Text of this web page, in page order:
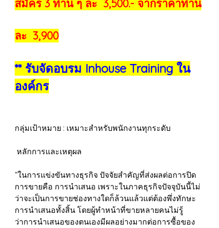
สมัคร 3 ท่าน ๆ ละ 3,500.- จากราคาท่าน
ละ 3,900
** รับจัดอบรม Inhouse Training ใน
องค์กร
กลุ่มเป้าหมาย : เหมาะสำหรับพนักงานทุกระดับ
หลักการและเหตุผล
“ในการแข่งขันทางธุรกิจ ปัจจัยสำคัญที่ส่งผลต่อการปิด
การขายคือ การนำเสนอ เพราะในภาคธุรกิจปัจจุบันนี้ไม่
ว่าจะเป็นการขายช่องทางใดก็ล้วนแล้วแต่ต้องพึ่งทักษะ
การนำเสนอทั้งสิ้น โดยผู้ทำหน้าที่ขายหลายคนไม่รู้
ว่าการนำเสนอของตนเองมีผลอย่างมากต่อการซื้อของ